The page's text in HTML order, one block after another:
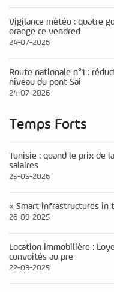
Vigilance météo : quatre
orange ce vendred
24-07-2026
Route nationale n°1 :
niveau du pont Sai
24-07-2026
Temps Forts
Tunisie : quand le prix de
salaires
25-05-2026
« Smart infrastructures in
26-09-2025
Location immobilière :
convoités au pre
22-09-2025